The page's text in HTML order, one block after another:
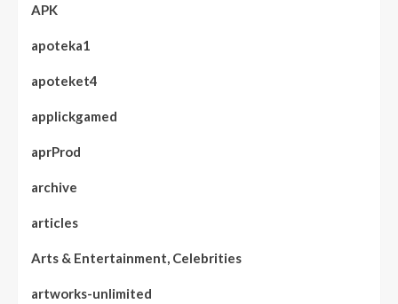
APK
apoteka1
apoteket4
applickgamed
aprProd
archive
articles
Arts & Entertainment, Celebrities
artworks-unlimited